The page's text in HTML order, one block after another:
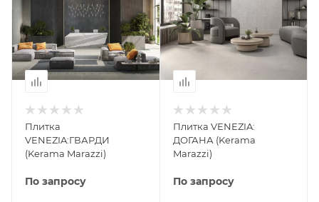
Плитка
VENEZIA:ГВАРДИ
(Kerama Marazzi)
По запросу
Плитка VENEZIA:
ДОГАНА (Kerama
Marazzi)
По запросу